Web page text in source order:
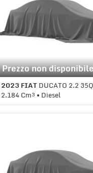
Prezzo non
2023 FIATDUCATO 2.2 35Q 140CV
2.184 Cm³ • Diesel
1 Km • Cambio Manuale •